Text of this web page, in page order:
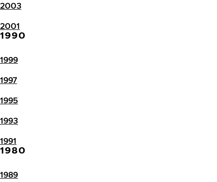
2003
2001
1990
1999
1997
1995
1993
1991
1980
1989